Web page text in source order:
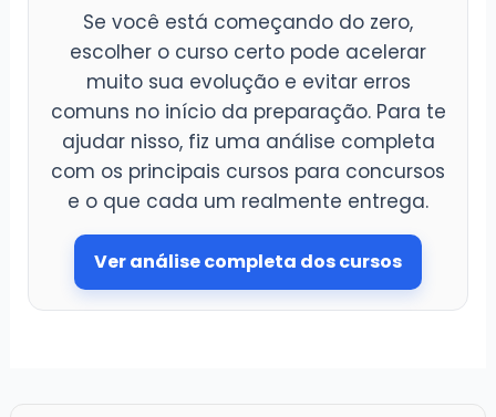
Se você está começando do zero,
escolher o curso certo pode acelerar
muito sua evolução e evitar erros
comuns no início da preparação. Para te
ajudar nisso, fiz uma análise completa
com os principais cursos para concursos
e o que cada um realmente entrega.
Ver análise completa dos cursos